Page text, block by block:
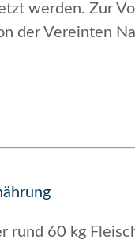
werden. Zur
der Vereinten
60 kg